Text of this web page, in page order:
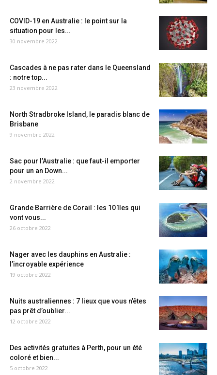
COVID-19 en Australie : le point sur la
situation pour les...
30 novembre 2022
Cascades à ne pas rater dans le Queensland
: notre top...
23 novembre 2022
North Stradbroke Island, le paradis blanc de
Brisbane
9 novembre 2022
Sac pour l’Australie : que faut-il emporter
pour un an Down...
2 novembre 2022
Grande Barrière de Corail : les 10 îles qui
vont vous...
26 octobre 2022
Nager avec les dauphins en Australie :
l’incroyable expérience
19 octobre 2022
Nuits australiennes : 7 lieux que vous n’êtes
pas prêt d’oublier...
12 octobre 2022
Des activités gratuites à Perth, pour un été
coloré et bien...
5 octobre 2022